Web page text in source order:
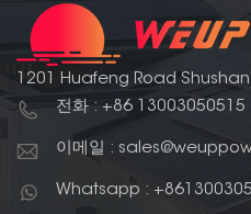
1201 Huafeng Road
전화 : +86 13003050515
이메일 :
Whatsapp :